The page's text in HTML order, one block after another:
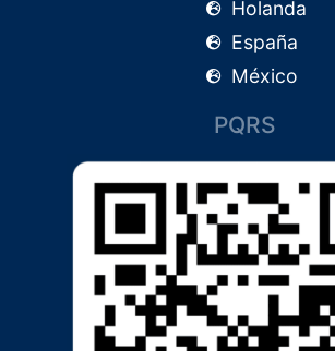
Holanda
España
México
PQRS